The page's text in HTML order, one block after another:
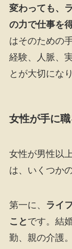
変わっても、
の力で仕事を
はそのための
経験、人脈、
とが大切にな
女性が手に
女性が男性以
は、いくつか
第一に、
ライ
こと です。結
勤、親の介護